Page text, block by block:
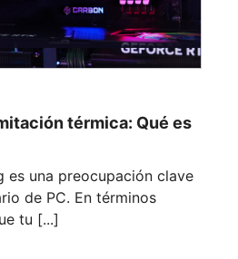
térmica: Qué es
es una preocupación clave
de PC. En términos
tu [...]